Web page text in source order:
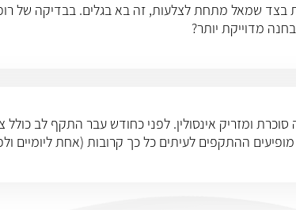
בצד שמאל מתחת לצלעות, זה בא בגלים. בבדיקה של
מדוייקת יותר?
בן 60 חולה סוכרת ומזריק אינסולין. לפני כחודש עבר התקף